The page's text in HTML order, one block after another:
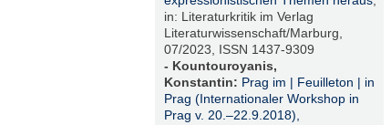
in: Literaturkritik im Verlag
Literaturwissenschaft/Marburg,
07/2023, ISSN 1437-9309
- Kountouroyanis,
Konstantin: Prag im | Feuilleton | in
Prag (Internationaler Workshop in
Prag v. 20.–22.9.2018),